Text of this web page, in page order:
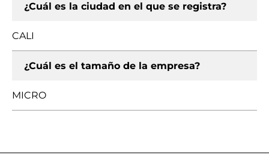
¿Cuál es la ciudad en el que se registra?
CALI
¿Cuál es el tamaño de la empresa?
MICRO